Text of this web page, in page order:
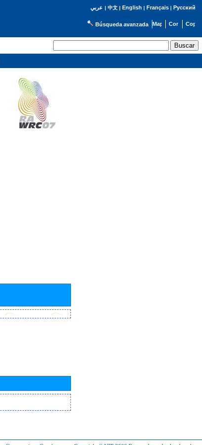
عربي | 中文| English | Français| Русский
Búsqueda avanzada